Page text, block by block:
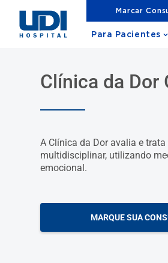
Marcar
Para Pacientes
Clínica da Dor
A Clínica da Dor avalia e
multidisciplinar, utilizando
emocional.
MARQUE SUA